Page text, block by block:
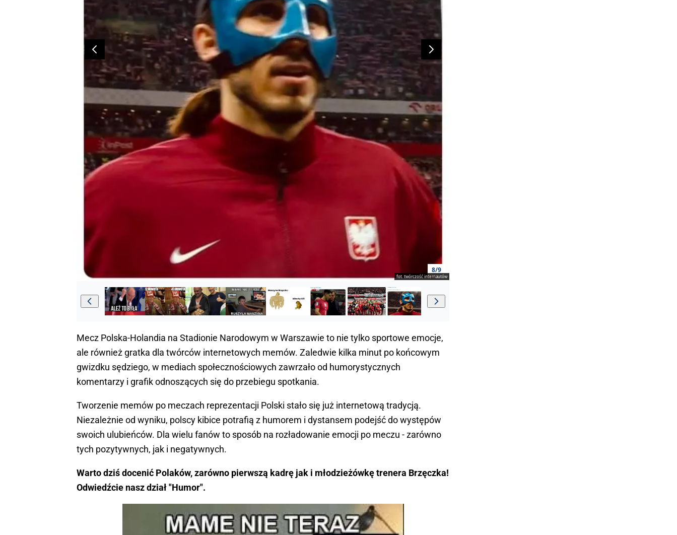
8/9
fot. twórczość internautów
Mecz Polska-Holandia na Stadionie Narodowym w Warszawie to nie tylko sportowe emocje,
ale również gratka dla twórców internetowych memów. Zaledwie kilka minut po końcowym
gwizdku sędziego, w mediach społecznościowych zawrzało od humorystycznych
komentarzy i grafik odnoszących się do przebiegu spotkania.
Tworzenie memów po meczach reprezentacji Polski stało się już internetową tradycją.
Niezależnie od wyniku, polscy kibice potrafią z humorem i dystansem podejść do występów
swoich ulubieńców. Dla wielu fanów to sposób na rozładowanie emocji po meczu - zarówno
tych pozytywnych, jak i negatywnych.
Warto dziś docenić Polaków, zarówno pierwszą kadrę jak i młodzieżówkę trenera Brzęczka!
Odwiedźcie nasz dział "Humor".